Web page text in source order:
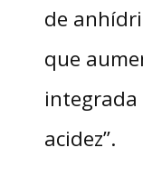
de
que
integrada
acidez”.